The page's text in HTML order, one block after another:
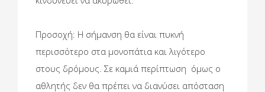
Προσοχή: Η σήμανση θα είναι πυκνή
περισσότερο στα μονοπάτια και λιγότερο
στους δρόμους. Σε καμιά περίπτωση όμως ο
αθλητής δεν θα πρέπει να διανύσει απόσταση